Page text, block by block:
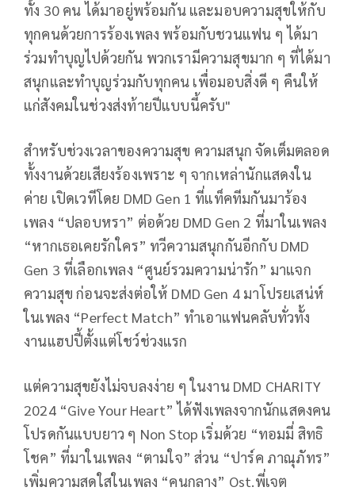
ทั้ง 30 คน ได้มาอยู่พร้อมกัน และมอบความสุขให้กับ
ทุกคนด้วยการร้องเพลง พร้อมกับชวนแฟน ๆ ได้มา
ร่วมทำบุญไปด้วยกัน พวกเรามีความสุขมาก ๆ ที่ได้มา
สนุกและทำบุญร่วมกับทุกคน เพื่อมอบสิ่งดี ๆ คืนให้
แก่สังคมในช่วงส่งท้ายปีแบบนี้ครับ"
สำหรับช่วงเวลาของความสุข ความสนุก จัดเต็มตลอด
ทั้งงานด้วยเสียงร้องเพราะ ๆ จากเหล่านักแสดงใน
ค่าย เปิดเวทีโดย DMD Gen 1 ที่แท็คทีมกันมาร้อง
เพลง “ปลอบหรา” ต่อด้วย DMD Gen 2 ที่มาในเพลง
“หากเธอเคยรักใคร” ทวีความสนุกกันอีกกับ DMD
Gen 3 ที่เลือกเพลง “ศูนย์รวมความน่ารัก” มาแจก
ความสุข ก่อนจะส่งต่อให้ DMD Gen 4 มาโปรยเสน่ห์
ในเพลง “Perfect Match” ทำเอาแฟนคลับทั่วทั้ง
งานแฮปปี้ตั้งแต่โชว์ช่วงแรก
แต่ความสุขยังไม่จบลงง่าย ๆ ในงาน DMD CHARITY
2024 “Give Your Heart” ได้ฟังเพลงจากนักแสดงคน
โปรดกันแบบยาว ๆ Non Stop เริ่มด้วย “ทอมมี่ สิทธิ
โชค” ที่มาในเพลง “ตามใจ” ส่วน “ปาร์ค ภาณุภัทร”
เพิ่มความสดใสในเพลง “คนกลาง” Ost.พี่เจต